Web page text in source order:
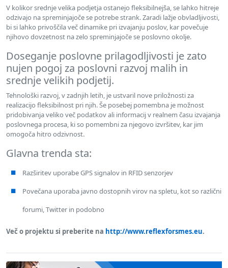
V kolikor srednje velika podjetja ostanejo fleksibilnejša, se lahko hitreje
odzivajo na spreminjajoče se potrebe strank. Zaradi lažje obvladljivosti,
bi si lahko privoščila več dinamike pri izvajanju poslov, kar povečuje
njihovo dovzetnost na zelo spreminjajoče se poslovno okolje.
Doseganje poslovne prilagodljivosti je zato
nujen pogoj za poslovni razvoj malih in
srednje velikih podjetij.
Tehnološki razvoj, v zadnjih letih, je ustvaril nove priložnosti za
realizacijo fleksibilnost pri njih. Še posebej pomembna je možnost
pridobivanja veliko več podatkov ali informacij v realnem času izvajanja
poslovnega procesa, ki so pomembni za njegovo izvršitev, kar jim
omogoča hitro odzivnost.
Glavna trenda sta:
Razširitev uporabe GPS signalov in RFID senzorjev
Povečana uporaba javno dostopnih virov na spletu, kot so različni
forumi, Twitter in podobno
Več o projektu si preberite na http://www.reflexforsmes.eu.